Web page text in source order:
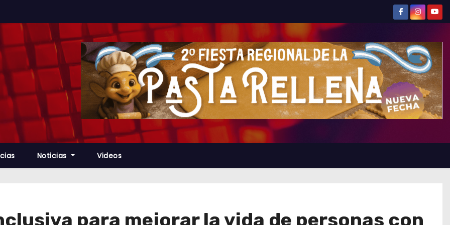
Noticias Videos
para mejorar la vida de personas con